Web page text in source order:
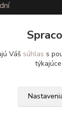
Váš súhlas s